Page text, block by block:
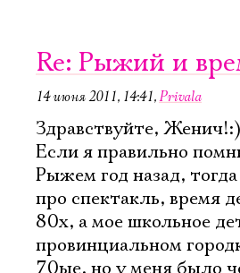
Re: Рыжий и
14 июня 2011, 14:41,Privala
Здравствуйте, Женич!:)
Если я правильно
Рыжем год назад,
про спектакль, время
80х, а мое школьное
провинциальном